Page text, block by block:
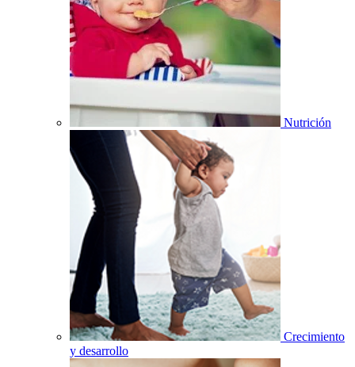
Nutrición
Crecimiento
y desarrollo